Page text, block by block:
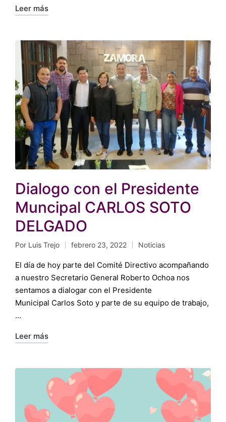
Leer más
Dialogo con el Presidente
Muncipal CARLOS SOTO
DELGADO
Publicado
por
Por Luis Trejo febrero 23, 2022
Publicado
en
Noticias
El día de hoy parte del Comité Directivo acompañando
a nuestro Secretario General Roberto Ochoa nos
sentamos a dialogar con el Presidente
Municipal Carlos Soto y parte de su equipo de trabajo,
…
Leer más